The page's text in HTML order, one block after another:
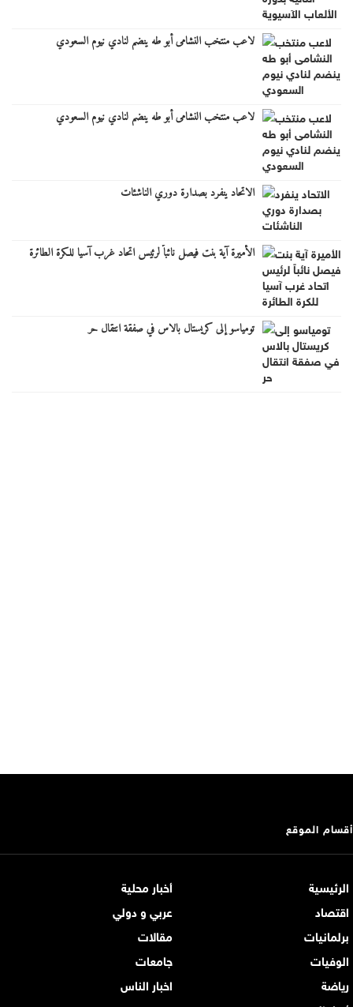
لاعب منتخب النشامى أبو طه ينضم لنادي نيوم السعودي
لاعب منتخب النشامى أبو طه ينضم لنادي نيوم السعودي
الاتحاد ينفرد بصدارة دوري الناشئات
الأميرة آية بنت فيصل نائباً لرئيس اتحاد غرب آسيا للكرة الطائرة
تومياسو إلى كريستال بالاس في صفقة انتقال حر
أقسام الموقع
الرئيسية
أخبار محلية
اقتصاد
عربي و دولي
برلمانيات
مقالات
الوفيات
جامعات
رياضة
اخبار الناس